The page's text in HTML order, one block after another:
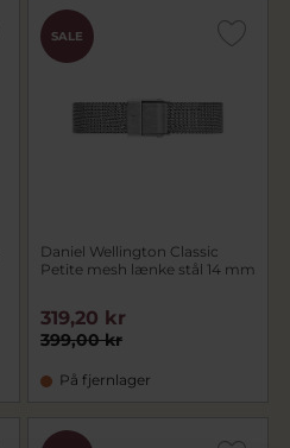
SALE
Daniel Wellington Classic
Petite mesh lænke stål 14 mm
399,00 kr
319,20 kr
På fjernlager